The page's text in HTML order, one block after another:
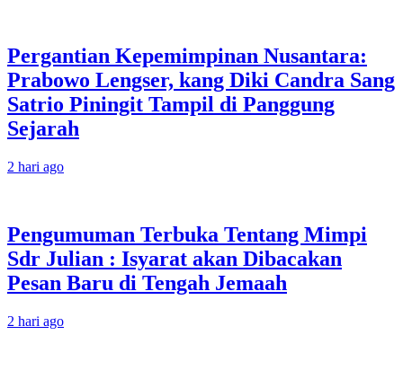
Pergantian Kepemimpinan Nusantara:
Prabowo Lengser, kang Diki Candra Sang
Satrio Piningit Tampil di Panggung
Sejarah
2 hari ago
Pengumuman Terbuka Tentang Mimpi
Sdr Julian : Isyarat akan Dibacakan
Pesan Baru di Tengah Jemaah
2 hari ago